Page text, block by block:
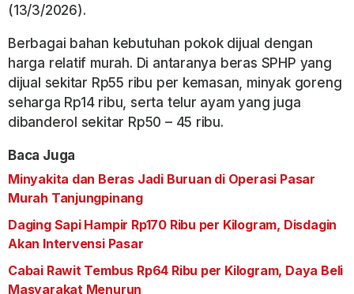
(13/3/2026).
Berbagai bahan kebutuhan pokok dijual dengan
harga relatif murah. Di antaranya beras SPHP yang
dijual sekitar Rp55 ribu per kemasan, minyak goreng
seharga Rp14 ribu, serta telur ayam yang juga
dibanderol sekitar Rp50 – 45 ribu.
Baca Juga
Minyakita dan Beras Jadi Buruan di Operasi Pasar
Murah Tanjungpinang
Daging Sapi Hampir Rp170 Ribu per Kilogram, Disdagin
Akan Intervensi Pasar
Cabai Rawit Tembus Rp64 Ribu per Kilogram, Daya Beli
Masyarakat Menurun